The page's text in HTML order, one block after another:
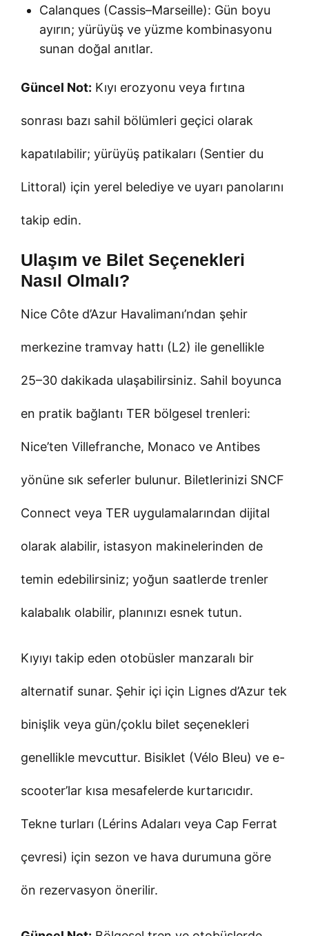
Calanques (Cassis–Marseille): Gün boyu
ayırın; yürüyüş ve yüzme kombinasyonu
sunan doğal anıtlar.
Güncel Not: Kıyı erozyonu veya fırtına
sonrası bazı sahil bölümleri geçici olarak
kapatılabilir; yürüyüş patikaları (Sentier du
Littoral) için yerel belediye ve uyarı panolarını
takip edin.
Ulaşım ve Bilet Seçenekleri
Nasıl Olmalı?
Nice Côte d’Azur Havalimanı’ndan şehir
merkezine tramvay hattı (L2) ile genellikle
25–30 dakikada ulaşabilirsiniz. Sahil boyunca
en pratik bağlantı TER bölgesel trenleri:
Nice’ten Villefranche, Monaco ve Antibes
yönüne sık seferler bulunur. Biletlerinizi SNCF
Connect veya TER uygulamalarından dijital
olarak alabilir, istasyon makinelerinden de
temin edebilirsiniz; yoğun saatlerde trenler
kalabalık olabilir, planınızı esnek tutun.
Kıyıyı takip eden otobüsler manzaralı bir
alternatif sunar. Şehir içi için Lignes d’Azur tek
binişlik veya gün/çoklu bilet seçenekleri
genellikle mevcuttur. Bisiklet (Vélo Bleu) ve e-
scooter’lar kısa mesafelerde kurtarıcıdır.
Tekne turları (Lérins Adaları veya Cap Ferrat
çevresi) için sezon ve hava durumuna göre
ön rezervasyon önerilir.